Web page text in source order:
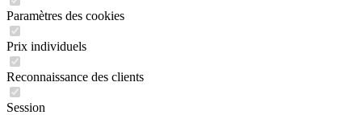
Paramètres des cookies
Prix individuels
Reconnaissance des clients
Session